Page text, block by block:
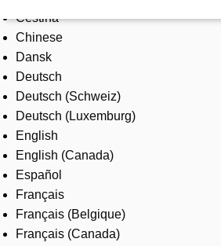
Products & Solutions
Industries
Services
About us
Where to buy
Contact us
Careers
Čeština
Chinese
Dansk
Deutsch
Deutsch (Schweiz)
Deutsch (Luxemburg)
English
English (Canada)
Español
Français
Français (Belgique)
Français (Canada)